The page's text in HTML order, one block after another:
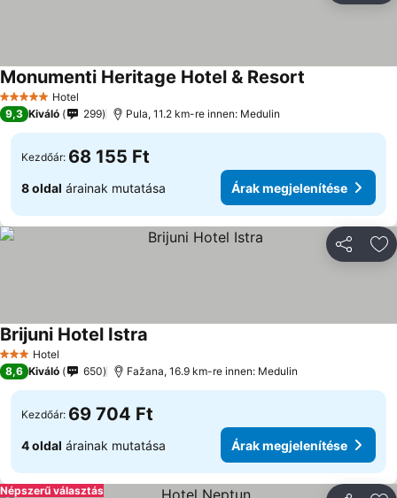
5 KategóriaHotel
Monumenti Heritage Hotel & Resort
9,3 Kiváló 299 Pula, 11.2 km-re innen: Medulin
Kezdőár: 68 155 Ft
8 oldal árainak mutatása Árak megjelenítése
3 Kategória
Hotel
Brijuni Hotel Istra
8,6 Kiváló 650 Fažana, 16.9 km-re innen: Medulin
Kezdőár: 69 704 Ft
4 oldal árainak mutatása Árak megjelenítése
Népszerű választás